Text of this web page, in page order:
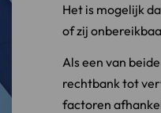
Het is mogelijk
of zij
Als een van
rechtbank tot
factoren